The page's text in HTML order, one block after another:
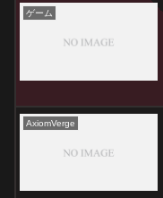
ゲーム
AxiomVerge